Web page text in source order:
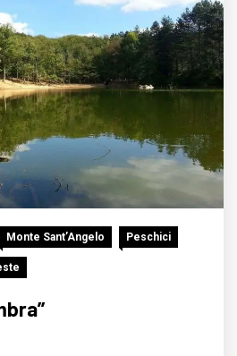
Monte Sant’Angelo Peschici